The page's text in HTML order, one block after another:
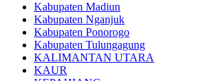
Kabupaten Madiun
Kabupaten Nganjuk
Kabupaten Ponorogo
Kabupaten Tulungagung
KALIMANTAN UTARA
KAUR